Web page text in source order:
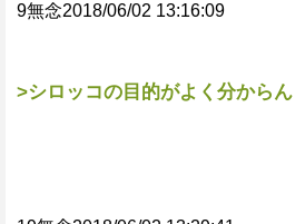
9無念2018/06/02 13:16:09
>シロッコの目的がよく分からん